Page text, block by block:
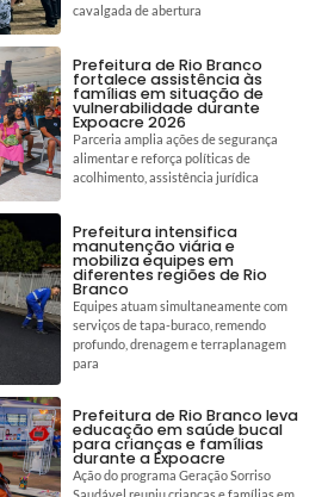
cavalgada de abertura
Prefeitura de Rio Branco
fortalece assistência às
famílias em situação de
vulnerabilidade durante
Expoacre 2026
Parceria amplia ações de segurança
alimentar e reforça políticas de
acolhimento, assistência jurídica
Prefeitura intensifica
manutenção viária e
mobiliza equipes em
diferentes regiões de Rio
Branco
Equipes atuam simultaneamente com
serviços de tapa-buraco, remendo
profundo, drenagem e terraplanagem
para
Prefeitura de Rio Branco leva
educação em saúde bucal
para crianças e famílias
durante a Expoacre
Ação do programa Geração Sorriso